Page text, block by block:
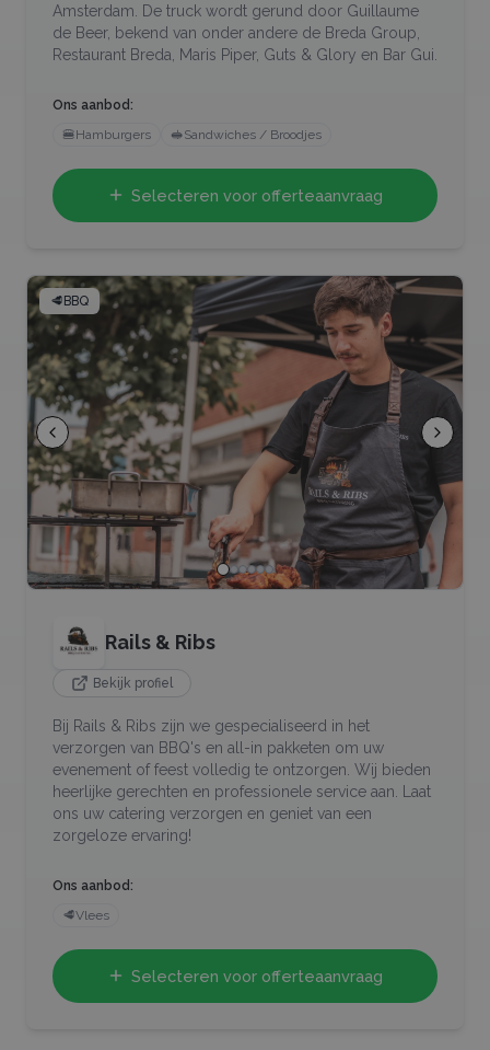
Amsterdam. De truck wordt gerund door Guillaume
de Beer, bekend van onder andere de Breda Group,
Restaurant Breda, Maris Piper, Guts & Glory en Bar Gui.
Ons aanbod:
🍔Hamburgers 🥪Sandwiches / Broodjes
Selecteren voor offerteaanvraag
🥩BBQ
Rails & Ribs
Bekijk profiel
Bij Rails & Ribs zijn we gespecialiseerd in het
verzorgen van BBQ's en all-in pakketen om uw
evenement of feest volledig te ontzorgen. Wij bieden
heerlijke gerechten en professionele service aan. Laat
ons uw catering verzorgen en geniet van een
zorgeloze ervaring!
Ons aanbod:
🥩Vlees
Selecteren voor offerteaanvraag